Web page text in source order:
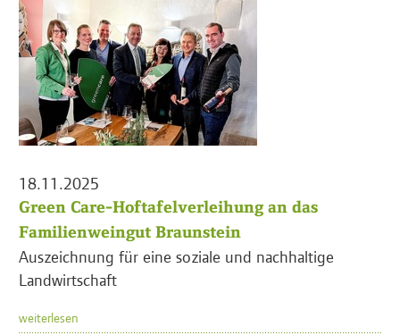
18.11.2025
Green Care-Hoftafelverleihung an das
Familienweingut Braunstein
Auszeichnung für eine soziale und nachhaltige
Landwirtschaft
weiterlesen